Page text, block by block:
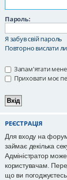
Пароль:
Я забув свій пароль
Повторно вислати
Запам'ятати мене
Приховати моє
РЕЄСТРАЦІЯ
Для входу на форум
займає декілька
Адміністратор
користувачам.
що ви